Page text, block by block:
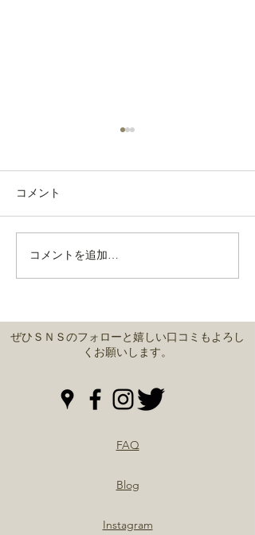
緊急事態宣言中も時短で
営業
コメント
コメントを追加…
ぜひＳＮＳのフォローと嬉しい口コミもよろし
くお願いします。
FAQ
Blog
Instagram